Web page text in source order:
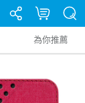
為你推薦